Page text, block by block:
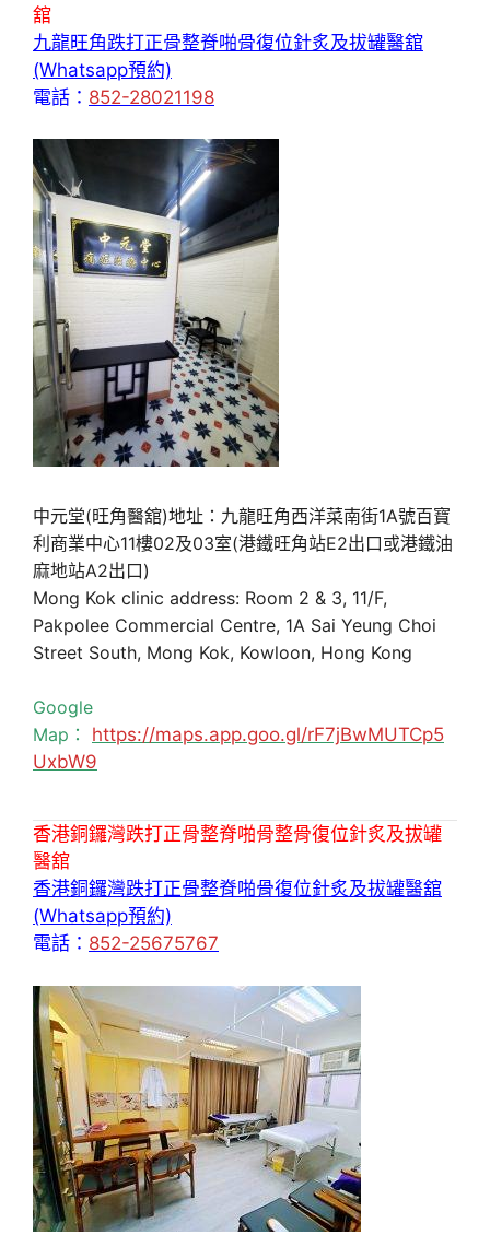
舘
九龍旺角跌打正骨整脊啪骨復位針炙及拔罐醫舘
(Whatsapp預約)
電話： 852-28021198
中元堂(旺角醫舘)地址：九龍旺角西洋菜南街1A號百寶
利商業中心11樓02及03室(港鐵旺角站E2出口或港鐵油
麻地站A2出口)
Mong Kok clinic address: Room 2 & 3, 11/F,
Pakpolee Commercial Centre, 1A Sai Yeung Choi
Street South, Mong Kok, Kowloon, Hong Kong
Google
Map： https://maps.app.goo.gl/rF7jBwMUTCp5
UxbW9
香港銅鑼灣跌打正骨整脊啪骨整骨復位針炙及拔罐
醫舘
香港銅鑼灣跌打正骨整脊啪骨復位針炙及拔罐醫舘
(Whatsapp預約)
電話： 852-25675767